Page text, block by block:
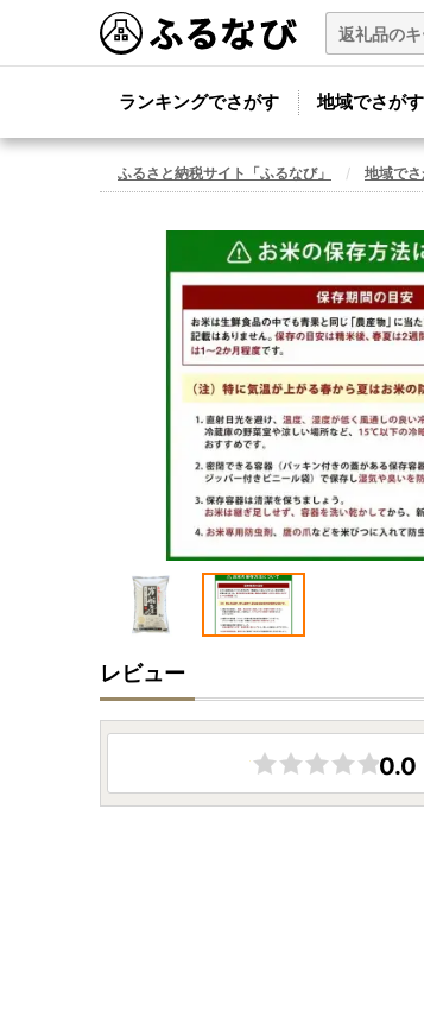
ランキングでさがす 地域でさがす
ふるさと納税サイト「ふるなび」 地域で
レビュー
0.0